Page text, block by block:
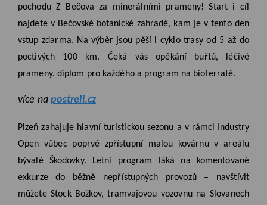
pochodu Z Bečova za minerálními prameny! Start i cíl
najdete v Bečovské botanické zahradě, kam je v tento den
vstup zdarma. Na výběr jsou pěší i cyklo trasy od 5 až do
poctivých 100 km. Čeká vás opékání buřtů, léčivé
prameny, diplom pro každého a program na bioferratě.
více na postreli.cz
Plzeň zahajuje hlavní turistickou sezonu a v rámci Industry
Open vůbec poprvé zpřístupní malou kovárnu v areálu
bývalé Škodovky. Letní program láká na komentované
exkurze do běžně nepřístupných provozů – navštívit
můžete Stock Božkov, tramvajovou vozovnu na Slovanech